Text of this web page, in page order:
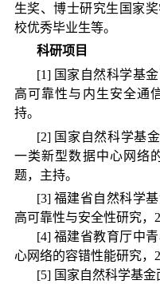
生奖、博士研究生国家
校优秀毕业生等。
科研项目
[1] 国家自然科学基
高可靠性与内生安全通
持。
[2] 国家自然科学基
一类新型数据中心网络
题，主持。
[3] 福建省自然科学
高可靠性与安全性研究，
[4] 福建省教育厅中
心网络的容错性能研究，
[5] 国家自然科学基